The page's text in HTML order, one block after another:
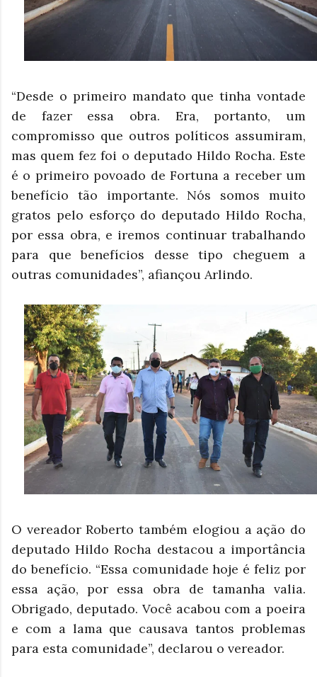
“Desde o primeiro mandato que tinha vontade
de fazer essa obra. Era, portanto, um
compromisso que outros políticos assumiram,
mas quem fez foi o deputado Hildo Rocha. Este
é o primeiro povoado de Fortuna a receber um
benefício tão importante. Nós somos muito
gratos pelo esforço do deputado Hildo Rocha,
por essa obra, e iremos continuar trabalhando
para que benefícios desse tipo cheguem a
outras comunidades”, afiançou Arlindo.
O vereador Roberto também elogiou a ação do
deputado Hildo Rocha destacou a importância
do benefício. “Essa comunidade hoje é feliz por
essa ação, por essa obra de tamanha valia.
Obrigado, deputado. Você acabou com a poeira
e com a lama que causava tantos problemas
para esta comunidade”, declarou o vereador.